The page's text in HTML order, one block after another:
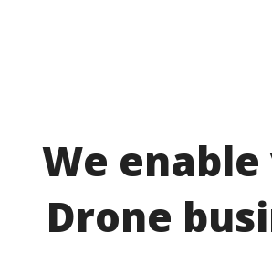
We
Drone